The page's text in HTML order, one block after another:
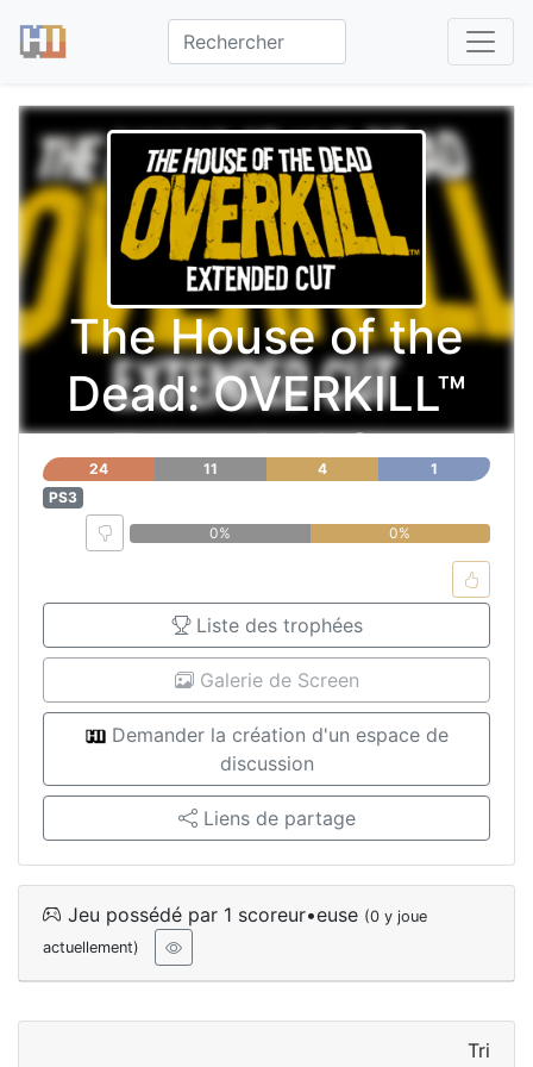
The House of the
Dead: OVERKILL™
Extended Cut
24 11 4
1
PS3
0%
0%
Liste des trophées
Galerie de Screen
Demander la création d'un espace de
discussion
Liens de partage
Jeu possédé par 1 scoreur•euse (0 y joue
actuellement)
Tri